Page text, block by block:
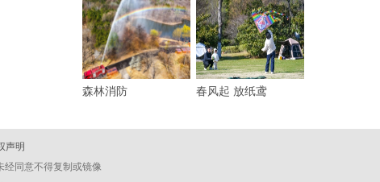
森林消防 春风起 放纸鸢
声明
经同意不得复制或镜像